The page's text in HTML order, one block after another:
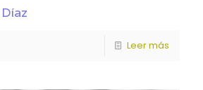
Leer más